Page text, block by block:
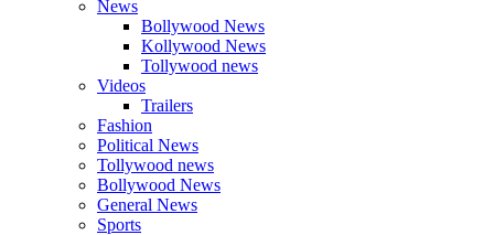
News
Bollywood News
Kollywood News
Tollywood news
Videos
Trailers
Fashion
Political News
Tollywood news
Bollywood News
General News
Sports